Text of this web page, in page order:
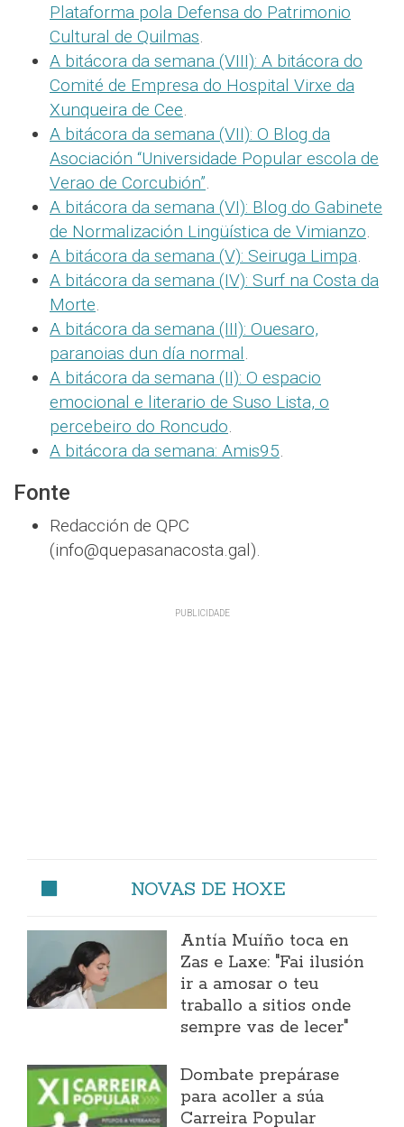
Plataforma pola Defensa do Patrimonio
Cultural de Quilmas.
A bitácora da semana (VIII): A bitácora do
Comité de Empresa do Hospital Virxe da
Xunqueira de Cee.
A bitácora da semana (VII): O Blog da
Asociación “Universidade Popular escola de
Verao de Corcubión”.
A bitácora da semana (VI): Blog do Gabinete
de Normalización Lingüística de Vimianzo.
A bitácora da semana (V): Seiruga Limpa.
A bitácora da semana (IV): Surf na Costa da
Morte.
A bitácora da semana (III): Ouesaro,
paranoias dun día normal.
A bitácora da semana (II): O espacio
emocional e literario de Suso Lista, o
percebeiro do Roncudo.
A bitácora da semana: Amis95.
Fonte
Redacción de QPC
(info@quepasanacosta.gal).
NOVAS DE HOXE
Antía Muíño toca en
Zas e Laxe: "Fai ilusión
ir a amosar o teu
traballo a sitios onde
sempre vas de lecer"
Dombate prepárase
para acoller a súa
Carreira Popular